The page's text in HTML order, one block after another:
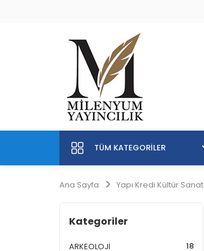
TÜM KATEGORILER
Ana Sayfa Yapı Kredi Kültür Sanat
Kategoriler
ARKEOLOJİ 18